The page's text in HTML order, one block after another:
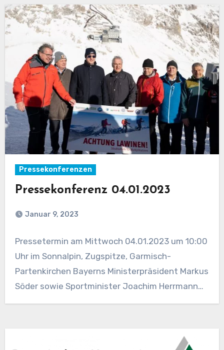
Pressekonferenzen
Pressekonferenz 04.01.2023
Januar 9, 2023
Pressetermin am Mittwoch 04.01.2023 um 10:00
Uhr im Sonnalpin, Zugspitze, Garmisch-
Partenkirchen Bayerns Ministerpräsident Markus
Söder sowie Sportminister Joachim Herrmann
warnen vor hohen…